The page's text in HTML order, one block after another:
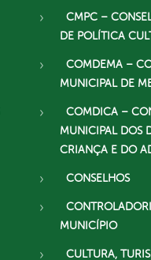
CMPC –
DE POLÍTICA
COMDEMA –
MUNICIPAL DE
COMDICA –
MUNICIPAL DOS
CRIANÇA E DO
CONSELHOS
MUNICÍPIO
CULTURA,